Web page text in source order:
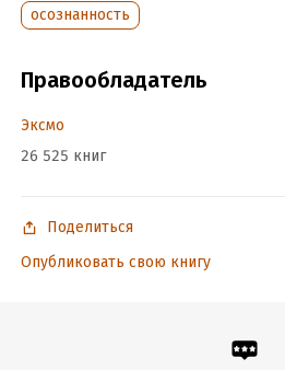
Год издания:2020
Переводчик: А. Мелихова
осознанность
Правообладатель
Эксмо
26 525 книг
Поделиться
Опубликовать свою книгу